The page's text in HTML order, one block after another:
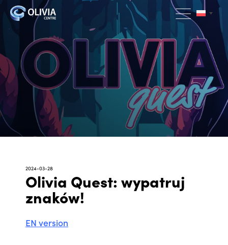
2024-03-28
Olivia Quest: wypatruj
znaków!
EN version